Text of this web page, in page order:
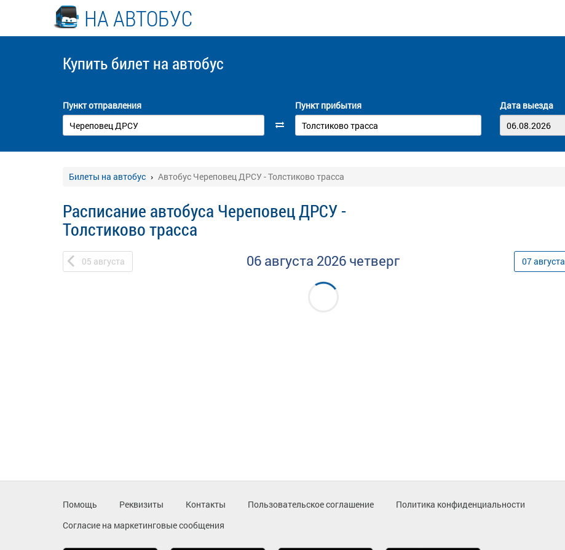
НА АВТОБУС
Купить билет на автобус
Пункт отправления Пункт прибытия Дата выезда
Билеты на автобус Автобус Череповец ДРСУ - Толстиково трасса
Расписание автобуса Череповец ДРСУ -
Толстиково трасса
05 августа 06 августа 2026 четверг 07августа
Помощь Реквизиты Контакты Пользовательское соглашение
Политика конфиденциальности
Согласие на маркетинговые сообщения